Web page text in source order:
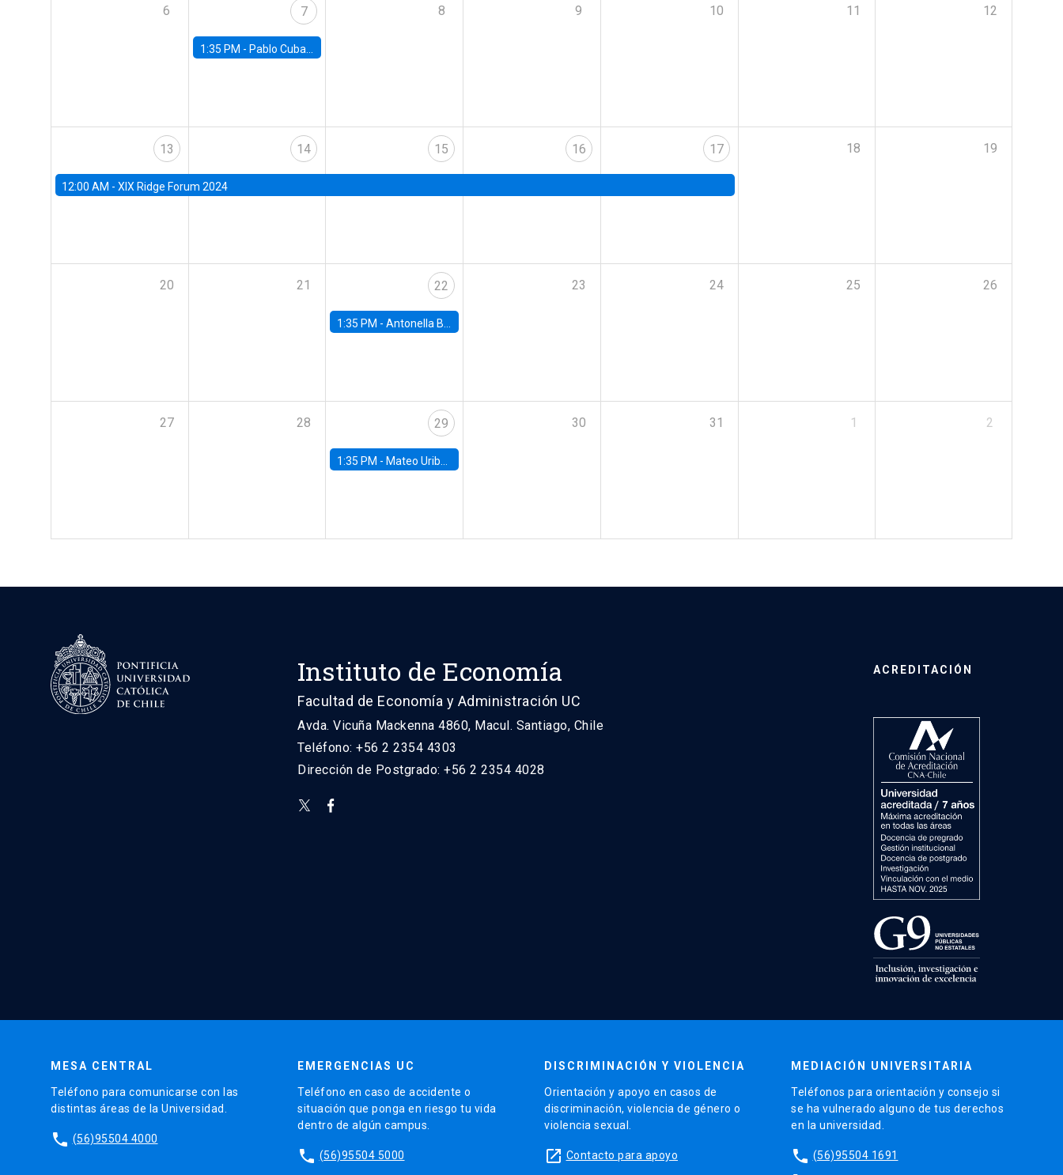
6 7
1:35 PM - Pablo Cuba, FED Board
8 9 10 11 12
13
12:00 AM - XIX Ridge Forum 2024
14 15 16 17 18 19
20 21 22
1:35 PM -Antonella Bancalari, Institute for Fiscal Studies (IFS) and Research Associate at University College London (UCL)
23 24 25 26
27 28 29
1:35 PM - Mateo Uribe-Castro, Universidad de los Andes (Colombia)
30 31 1 2
Instituto de Economía
Facultad de Economía y Administración UC
Avda. Vicuña Mackenna 4860, Macul. Santiago, Chile
Teléfono: +56 2 2354 4303
Dirección de Postgrado: +56 2 2354 4028
ACREDITACIÓN
MESA CENTRAL
Teléfono para comunicarse con las
distintas áreas de la Universidad.
phone (56)95504 4000
EMERGENCIAS UC
Teléfono en caso de accidente o
situación que ponga en riesgo tu vida
dentro de algún campus.
phone (56)95504 5000
DISCRIMINACIÓN Y VIOLENCIA
Orientación y apoyo en casos de
discriminación, violencia de género o
violencia sexual.
launch Contacto para apoyo
MEDIACIÓN UNIVERSITARIA
Teléfonos para orientación y consejo si
se ha vulnerado alguno de tus derechos
en la universidad.
phone (56)95504 1691